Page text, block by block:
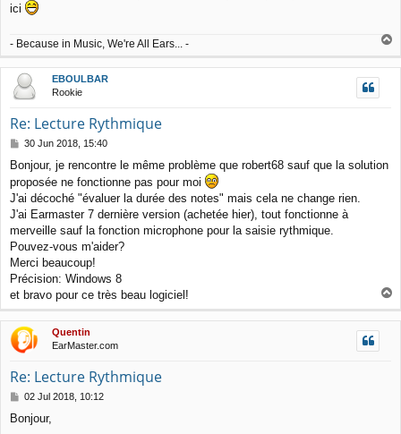
ici
- Because in Music, We're All Ears... -
p
EBOULBAR
Rookie
Re: Lecture Rythmique
P
s
t
30 Jun 2018, 15:40
Bonjour, je rencontre le même problème que robert68 sauf que la solution
proposée ne fonctionne pas pour moi
J'ai décoché "évaluer la durée des notes" mais cela ne change rien.
J'ai Earmaster 7 dernière version (achetée hier), tout fonctionne à
merveille sauf la fonction microphone pour la saisie rythmique.
Pouvez-vous m'aider?
Merci beaucoup!
Précision: Windows 8
et bravo pour ce très beau logiciel!
o
p
Quentin
EarMaster.com
Re: Lecture Rythmique
P
s
02 Jul 2018, 10:12
Bonjour,